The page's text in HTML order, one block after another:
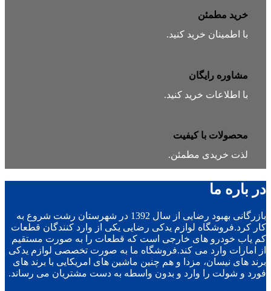
خرید مطمئن
با اطمینان خرید کنید.
مشاوره رایگان
با اطلاعات خرید کنید.
محصولات با کیفیت
لذت خریدی مطمئن.
در باره ما
بازرگانی بهبود رضایی از سال 1392 در شهرستان رشت شروع به
کار کرد.فروشگاه لوازم یدکی رضایی یکی از وارد کنندگان قطعات
کم یاب خودرو های خارجی است که قطعات را به صورت مستقیم
از امارات وارد می کند.فروشگاه ما به صورت تخصصی لوازم یدکی
برند های نیسان، مزدا و هم چنین ماشین های امریکایی با برند های
فورد و شولت را وارد و بدون واسطه به دست مشتریان می رساند.